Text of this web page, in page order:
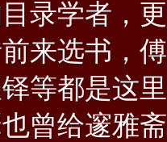
录学者，
来选书，
等都是这
曾给邃雅